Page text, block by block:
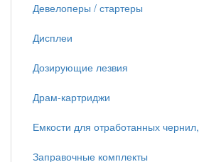
Девелоперы / стартеры
Дисплеи
Дозирующие лезвия
Драм-картриджи
Емкости для отработанных чернил,
Заправочные комплекты